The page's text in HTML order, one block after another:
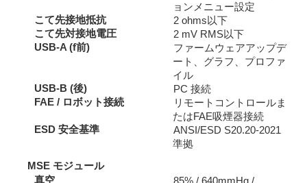
ョンメニュー設定
こて先接地抵抗
2 ohms以下
こて先対接地電圧
2 mV RMS以下
USB-A (f前)
ファームウェアアップデ
ート、グラフ、プロファ
イル
USB-B (後)
PC 接続
FAE / ロボット接続
リモートコントロールま
たはFAE吸煙器接続
ESD 安全基準
ANSI/ESD S20.20-2021
準拠
MSE モジュール
真空